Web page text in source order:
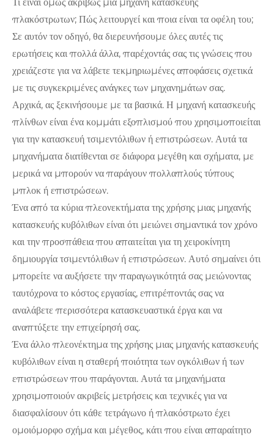
πλακόστρωτων; Πώς λειτουργεί και ποια είναι τα οφέλη του;
Σε αυτόν τον οδηγό, θα διερευνήσουμε όλες αυτές τις
ερωτήσεις και πολλά άλλα, παρέχοντάς σας τις γνώσεις που
χρειάζεστε για να λάβετε τεκμηριωμένες αποφάσεις σχετικά
με τις συγκεκριμένες ανάγκες των μηχανημάτων σας.
Αρχικά, ας ξεκινήσουμε με τα βασικά. Η μηχανή κατασκευής
πλίνθων είναι ένα κομμάτι εξοπλισμού που χρησιμοποιείται
για την κατασκευή τσιμεντόλιθων ή επιστρώσεων. Αυτά τα
μηχανήματα διατίθενται σε διάφορα μεγέθη και σχήματα, με
μερικά να μπορούν να παράγουν πολλαπλούς τύπους
μπλοκ ή επιστρώσεων.
Ένα από τα κύρια πλεονεκτήματα της χρήσης μιας μηχανής
κατασκευής κυβόλιθων είναι ότι μειώνει σημαντικά τον χρόνο
και την προσπάθεια που απαιτείται για τη χειροκίνητη
δημιουργία τσιμεντόλιθων ή επιστρώσεων. Αυτό σημαίνει ότι
μπορείτε να αυξήσετε την παραγωγικότητά σας μειώνοντας
ταυτόχρονα το κόστος εργασίας, επιτρέποντάς σας να
αναλάβετε περισσότερα κατασκευαστικά έργα και να
αναπτύξετε την επιχείρησή σας.
Ένα άλλο πλεονέκτημα της χρήσης μιας μηχανής κατασκευής
κυβόλιθων είναι η σταθερή ποιότητα των ογκόλιθων ή των
επιστρώσεων που παράγονται. Αυτά τα μηχανήματα
χρησιμοποιούν ακριβείς μετρήσεις και τεχνικές για να
διασφαλίσουν ότι κάθε τετράγωνο ή πλακόστρωτο έχει
ομοιόμορφο σχήμα και μέγεθος, κάτι που είναι απαραίτητο